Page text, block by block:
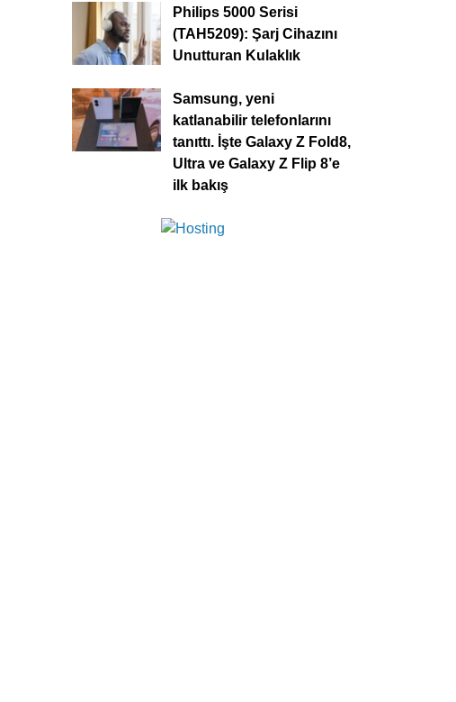
Philips 5000 Serisi
(TAH5209): Şarj Cihazını
Unutturan Kulaklık
Samsung, yeni
katlanabilir telefonlarını
tanıttı. İşte Galaxy Z Fold8,
Ultra ve Galaxy Z Flip 8’e
ilk bakış